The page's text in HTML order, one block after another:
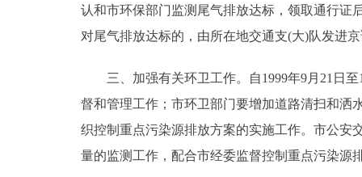
绿色北京
ENGLISH
认和市环保部门监测尾气排放达标，领取通行证
对尾气排放达标的，由所在地交通支(大)队发进
三、加强有关环卫工作。自1999年9月21日至
督和管理工作；市环卫部门要增加道路清扫和
织控制重点污染源排放方案的实施工作。市公安
量的监测工作，配合市经委监督控制重点污染源